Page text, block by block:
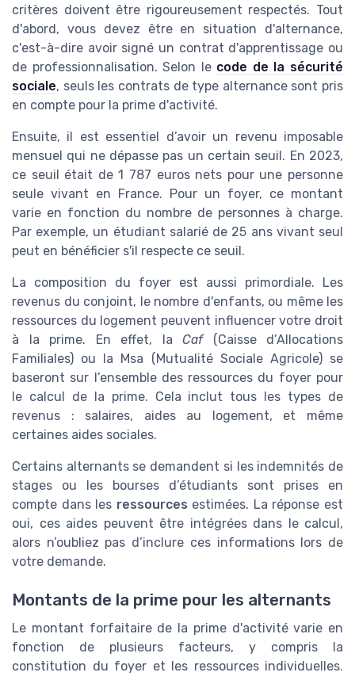
critères doivent être rigoureusement respectés. Tout
d'abord, vous devez être en situation d'alternance,
c'est-à-dire avoir signé un contrat d'apprentissage ou
de professionnalisation. Selon le code de la sécurité
sociale, seuls les contrats de type alternance sont pris
en compte pour la prime d'activité.
Ensuite, il est essentiel d’avoir un revenu imposable
mensuel qui ne dépasse pas un certain seuil. En 2023,
ce seuil était de 1 787 euros nets pour une personne
seule vivant en France. Pour un foyer, ce montant
varie en fonction du nombre de personnes à charge.
Par exemple, un étudiant salarié de 25 ans vivant seul
peut en bénéficier s'il respecte ce seuil.
La composition du foyer est aussi primordiale. Les
revenus du conjoint, le nombre d'enfants, ou même les
ressources du logement peuvent influencer votre droit
à la prime. En effet, la Caf(Caisse d’Allocations
Familiales) ou la Msa (Mutualité Sociale Agricole) se
baseront sur l’ensemble des ressources du foyer pour
le calcul de la prime. Cela inclut tous les types de
revenus : salaires, aides au logement, et même
certaines aides sociales.
Certains alternants se demandent si les indemnités de
stages ou les bourses d’étudiants sont prises en
compte dans les ressources estimées. La réponse est
oui, ces aides peuvent être intégrées dans le calcul,
alors n’oubliez pas d’inclure ces informations lors de
votre demande.
Montants de la prime pour les alternants
Le montant forfaitaire de la prime d'activité varie en
fonction de plusieurs facteurs, y compris la
constitution du foyer et les ressources individuelles.